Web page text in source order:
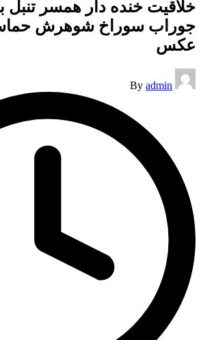
خلاقیت خنده دار همسر تنبل
جوراب سوراخ شوهرش
عکس
Posted
by
By admin